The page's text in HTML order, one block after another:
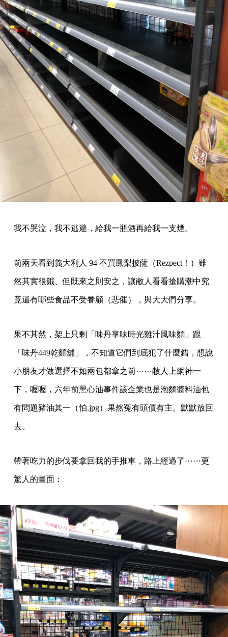
我不哭泣，我不逃避，給我一瓶酒再給我一支煙。
前兩天看到義大利人 94 不買鳳梨披薩（Rezpect！）雖
然其實很餓、但既來之則安之，讓敝人看看搶購潮中究
竟還有哪些食品不受眷顧（悲催），與大大們分享。
果不其然，架上只剩「味丹享味時光雞汁風味麵」跟
「味丹449乾麵舖」，不知道它們到底犯了什麼錯，想說
小朋友才做選擇不如兩包都拿之前⋯⋯敝人上網神一
下，喔喔，六年前黑心油事件該企業也是泡麵醬料油包
有問題豬油其一（怕.jpg）果然冤有頭債有主。默默放回
去。
帶著吃力的步伐要拿回我的手推車，路上經過了⋯⋯更
驚人的畫面：